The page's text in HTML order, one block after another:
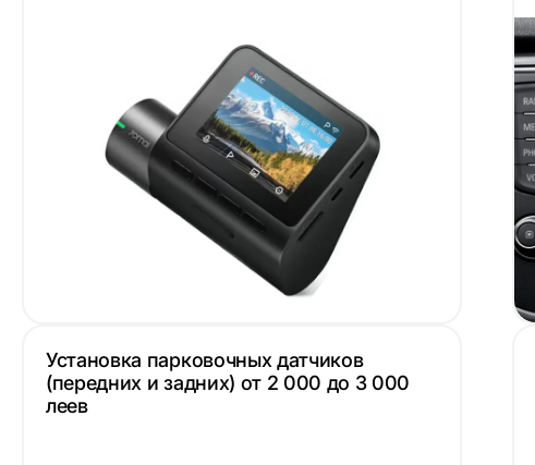
Установка парковочных датчиков
(передних и задних) от 2 000 до 3 000
леев